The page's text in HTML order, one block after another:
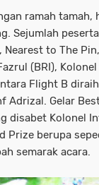
ramah tamah,
Sejumlah
to The
(BRI),
Flight B
Adrizal. Gelar
disabet Kolonel
Prize berupa
semarak acara.